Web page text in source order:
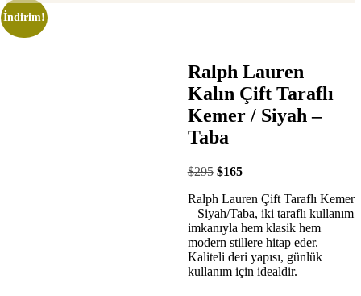
İndirim!
Ralph Lauren
Kalın Çift Taraflı
Kemer / Siyah –
Taba
$295 $165
Ralph Lauren Çift Taraflı Kemer
– Siyah/Taba, iki taraflı kullanım
imkanıyla hem klasik hem
modern stillere hitap eder.
Kaliteli deri yapısı, günlük
kullanım için idealdir.